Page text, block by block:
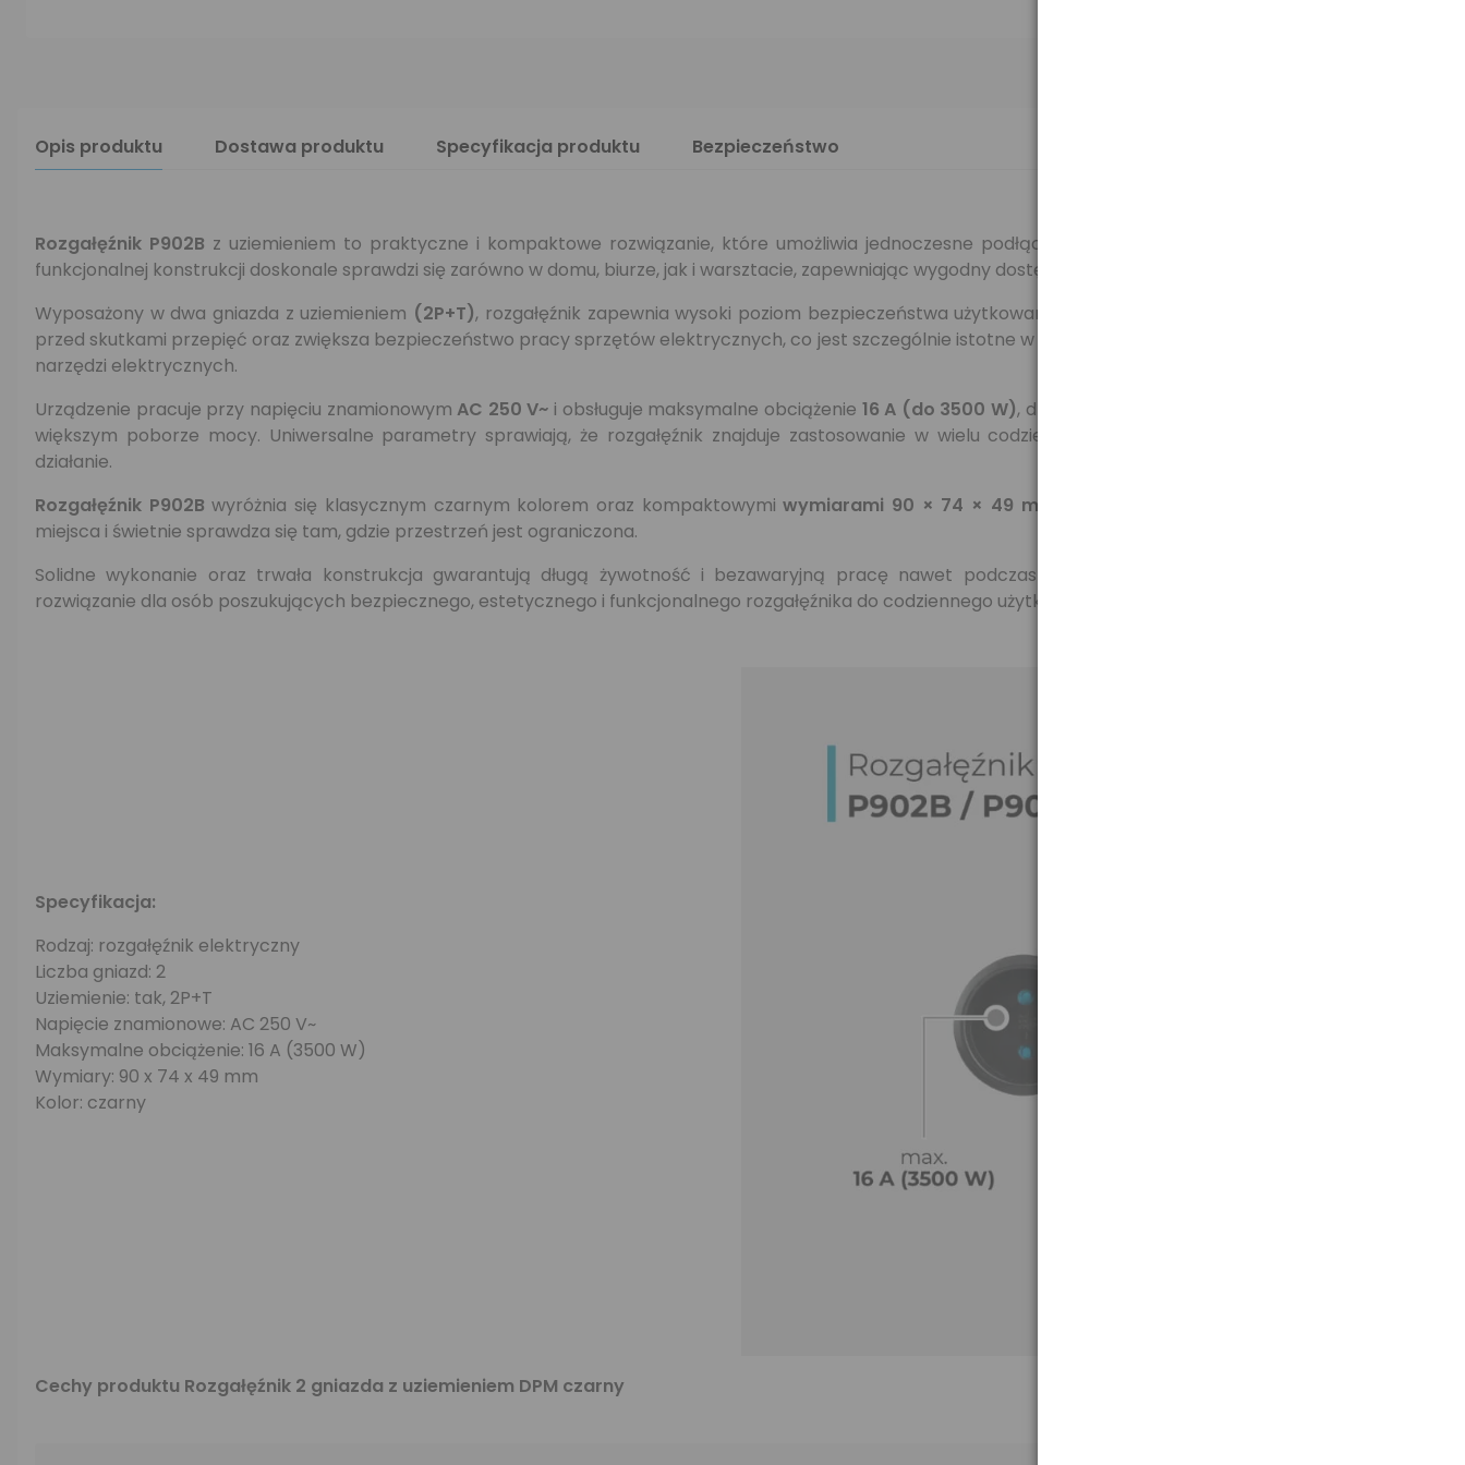
Opis produktu Dostawa produktu Specyfikacja produktu Bezpieczeństwo
Rozgałęźnik P902B z uziemieniem to praktyczne i kompaktowe rozwiązanie, które umożliwia jednoczesne podłączenie dwóch urządzeń elektrycznych. Dzięki
funkcjonalnej konstrukcji doskonale sprawdzi się zarówno w domu, biurze, jak i warsztacie, zapewniając wygodny dostęp do dodatkowych gniazd zasilania.
Wyposażony w dwa gniazda z uziemieniem (2P+T), rozgałęźnik zapewnia wysoki poziom bezpieczeństwa użytkowania. Uziemienie chroni podłączone urządzenia
przed skutkami przepięć oraz zwiększa bezpieczeństwo pracy sprzętów elektrycznych, co jest szczególnie istotne w przypadku elektroniki, urządzeń RTV, AGD czy
narzędzi elektrycznych.
Urządzenie pracuje przy napięciu znamionowymAC 250 V~ i obsługuje maksymalne obciążenie 16 A (do 3500 W), dzięki czemu nadaje się do zasilania urządzeń o
większym poborze mocy. Uniwersalne parametry sprawiają, że rozgałęźnik znajduje zastosowanie w wielu codziennych sytuacjach, zapewniając niezawodne
działanie.
Rozgałęźnik P902B wyróżnia się klasycznym czarnym kolorem oraz kompaktowymiwymiarami 90 × 74 × 49 mm
miejsca i świetnie sprawdza się tam, gdzie przestrzeń jest ograniczona.
Solidne wykonanie oraz trwała konstrukcja gwarantują długą żywotność i bezawaryjną pracę nawet podczas intensywnego użytkowania. To niezawodne
rozwiązanie dla osób poszukujących bezpiecznego, estetycznego i funkcjonalnego rozgałęźnika do codziennego użytku.
Specyfikacja:
Rodzaj: rozgałęźnik elektryczny
Liczba gniazd: 2
Uziemienie: tak, 2P+T
Napięcie znamionowe: AC 250 V~
Maksymalne obciążenie: 16 A (3500 W)
Wymiary: 90 x 74 x 49 mm
Kolor: czarny
Cechy produktu Rozgałęźnik 2 gniazda z uziemieniem DPM czarny